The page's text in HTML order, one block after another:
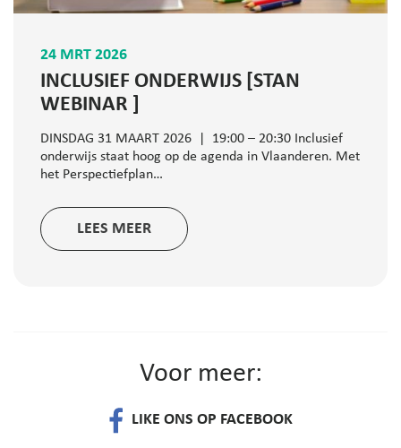
24 MRT 2026
INCLUSIEF ONDERWIJS [STAN
WEBINAR ]
DINSDAG 31 MAART 2026 | 19:00 – 20:30 Inclusief
onderwijs staat hoog op de agenda in Vlaanderen. Met
het Perspectiefplan…
LEES MEER
Voor meer:
LIKE ONS OP FACEBOOK